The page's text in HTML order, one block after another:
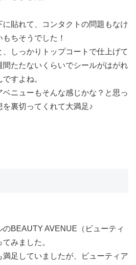
貼れて、コンタクトの問題もなけ
ちそうでした！
しっかりトップコートで仕上げて
間たたないくらいでシールがはがれ
すよね。
ニューもそんな感じかな？と思っ
裏切ってくれて大満足♪
BEAUTY AVENUE（ビューティ
みました。
足していましたが、ビューティア